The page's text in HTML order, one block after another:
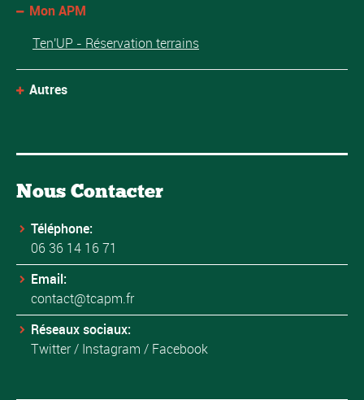
Mon APM
Ten'UP - Réservation terrains
Autres
Nous Contacter
Téléphone:
06 36 14 16 71
Email:
contact@tcapm.fr
Réseaux sociaux:
Twitter/ Instagram / Facebook